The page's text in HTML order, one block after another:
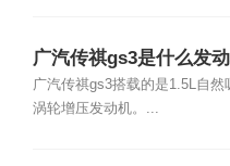
广汽传祺gs3是什么发
广汽传祺gs3搭载的是1.5L自然
涡轮增压发动机。...